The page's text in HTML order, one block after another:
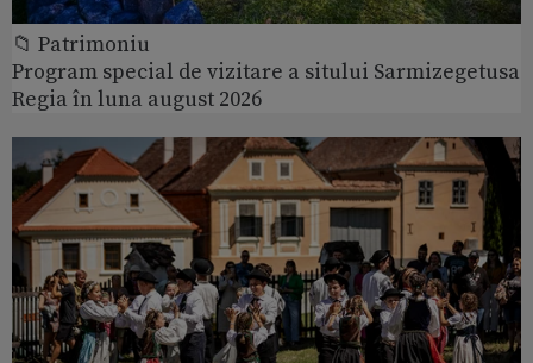
📁 Patrimoniu
Program special de vizitare a sitului Sarmizegetusa
Regia în luna august 2026